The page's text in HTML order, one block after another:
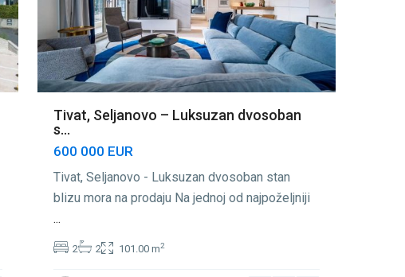
Tivat, Seljanovo – Luksuzan dvosoban
s...
600 000 EUR
Tivat, Seljanovo - Luksuzan dvosoban stan
blizu mora na prodaju Na jednoj od najpoželjniji
...
2 2 101.00 m2